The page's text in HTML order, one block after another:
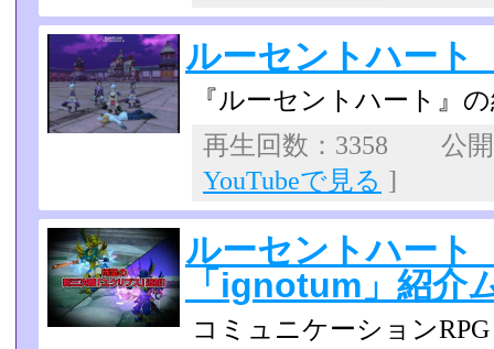
ルーセントハー
『ルーセントハート』
再生回数：3358 公
YouTubeで見る ]
ルーセントハー
「ignotum」紹介
コミュニケーション